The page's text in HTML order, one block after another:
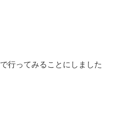
行ってみることにしました